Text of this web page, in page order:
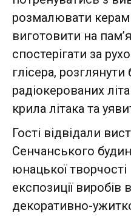
розмалювати
виготовити на
спостерігати за
глісера, розглянути
радіокерованих
крила літака та
Гості відвідали
Сенчанського
юнацької творчості
експозиції виробів
декоративно-